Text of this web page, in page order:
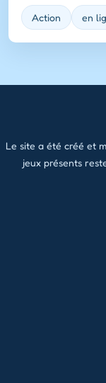
Action en
Le site a été créé et
jeux présents